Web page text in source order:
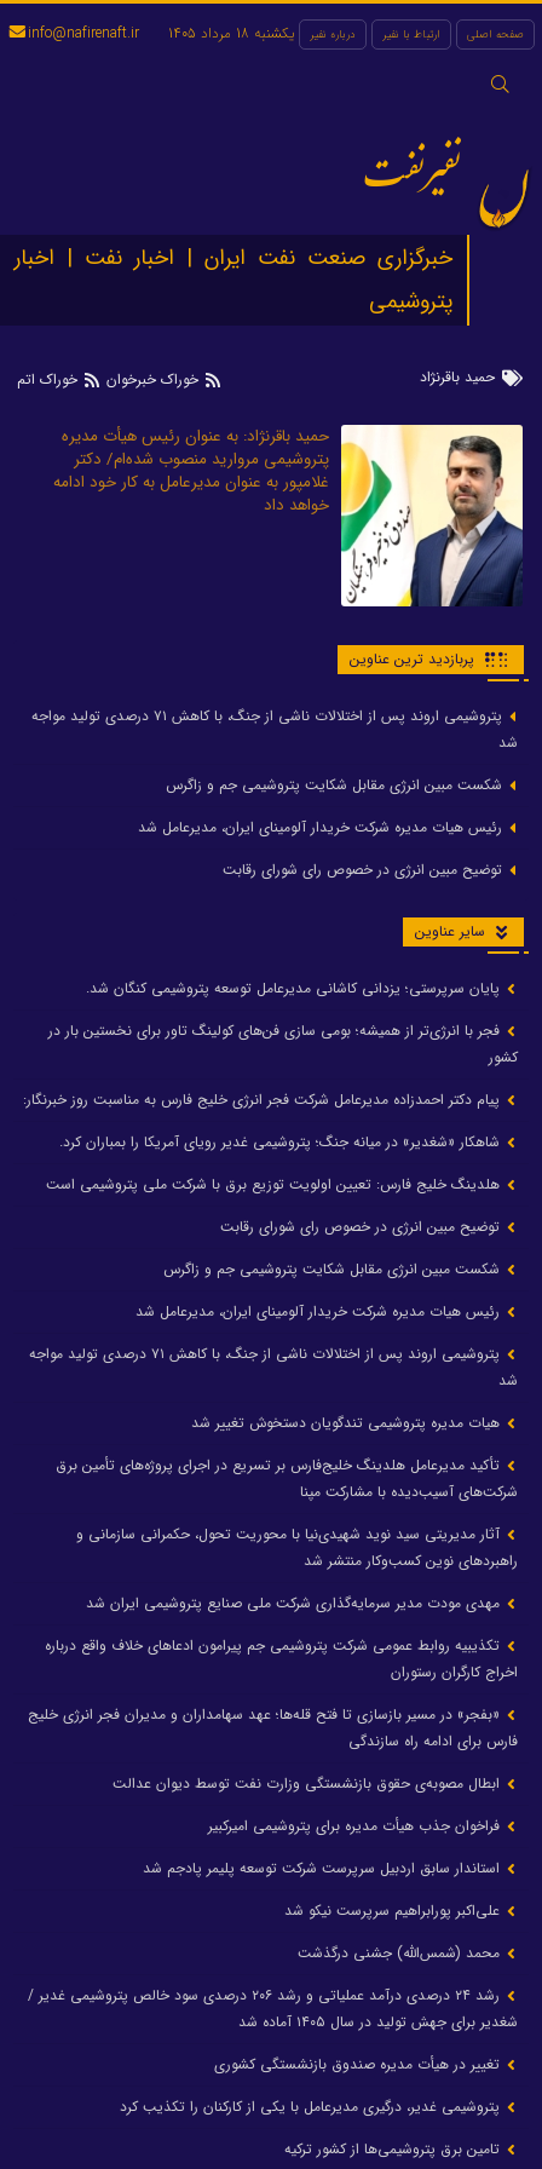
صفحه اصلی ارتباط با نفیر درباره نفیر
جستجو
یکشنبه 18 مرداد 1405 info@nafirenaft.ir
نفیرنفت
خبرگزاری صنعت نفت ایران | اخبار نفت | اخبار
پتروشیمی
حمید باقرنژاد خوراک خبرخوان خوراک اتم
حمید باقرنژاد: به عنوان رئیس هیأت مدیره
پتروشیمی مروارید منصوب شده‌ام/ دکتر
غلامپور به عنوان مدیرعامل به کار خود ادامه
خواهد داد
پربازدید ترین عناوین
پتروشیمی اروند پس از اختلالات ناشی از جنگ، با کاهش ۷۱ درصدی تولید مواجه
شد
شکست مبین انرژی مقابل شکایت پتروشیمی جم و زاگرس
رئیس هیات مدیره شرکت خریدار آلومینای ایران، مدیرعامل شد
توضیح مبین انرژی در خصوص رای شورای رقابت
سایر عناوین
پایان سرپرستی؛ یزدانی کاشانی مدیرعامل توسعه پتروشیمی کنگان شد.
فجر با انرژی‌تر از همیشه؛ بومی سازی فن‌های کولینگ تاور برای نخستین بار در
کشور
پیام دکتر احمدزاده مدیرعامل شرکت فجر انرژی خلیج فارس به مناسبت روز خبرنگار:
شاهکار «شغدیر» در میانه جنگ؛ پتروشیمی غدیر رویای آمریکا را بمباران کرد.
هلدینگ خلیج فارس: تعیین اولویت توزیع برق با شرکت ملی پتروشیمی است
توضیح مبین انرژی در خصوص رای شورای رقابت
شکست مبین انرژی مقابل شکایت پتروشیمی جم و زاگرس
رئیس هیات مدیره شرکت خریدار آلومینای ایران، مدیرعامل شد
پتروشیمی اروند پس از اختلالات ناشی از جنگ، با کاهش ۷۱ درصدی تولید مواجه
شد
هیات مدیره پتروشیمی تندگویان دستخوش تغییر شد
تأکید مدیرعامل هلدینگ خلیج‌فارس بر تسریع در اجرای پروژه‌های تأمین برق
شرکت‌های آسیب‌دیده با مشارکت مپنا
آثار مدیریتی سید نوید شهیدی‌نیا با محوریت تحول، حکمرانی سازمانی و
راهبردهای نوین کسب‌وکار منتشر شد
مهدی مودت مدیر سرمایه‌گذاری شرکت ملی صنایع پتروشیمی ایران شد
تکذیبیه روابط عمومی شرکت پتروشیمی جم پیرامون ادعاهای خلاف واقع درباره
اخراج کارگران رستوران
«بفجر» در مسیر بازسازی تا فتح قله‌ها؛ عهد سهامداران و مدیران فجر انرژی خلیج
فارس برای ادامه راه سازندگی
ابطال مصوبه‌ی حقوق بازنشستگی وزارت نفت توسط دیوان عدالت
فراخوان جذب هیأت مدیره برای پتروشیمی امیرکبیر
استاندار سابق اردبیل سرپرست شرکت توسعه پلیمر پادجم شد
علی‌اکبر پورابراهیم سرپرست نیکو شد
محمد (شمس‌الله) جشنی درگذشت
رشد ۲۴ درصدی درآمد عملیاتی و رشد ۲۰۶ درصدی سود خالص پتروشیمی غدیر /
شغدیر برای جهش تولید در سال ۱۴۰۵ آماده شد
تغییر در هیأت مدیره صندوق بازنشستگی کشوری
پتروشیمی غدیر، درگیری مدیرعامل با یکی از کارکنان را تکذیب کرد
تامین برق پتروشیمی‌ها از کشور ترکیه